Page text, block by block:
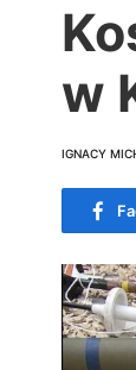
w
IGNACY